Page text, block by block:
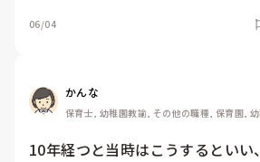
06/04
かんな
保育士, 幼稚園教諭, その他の職種, 保育園,
10年経つと当時はこうするといい